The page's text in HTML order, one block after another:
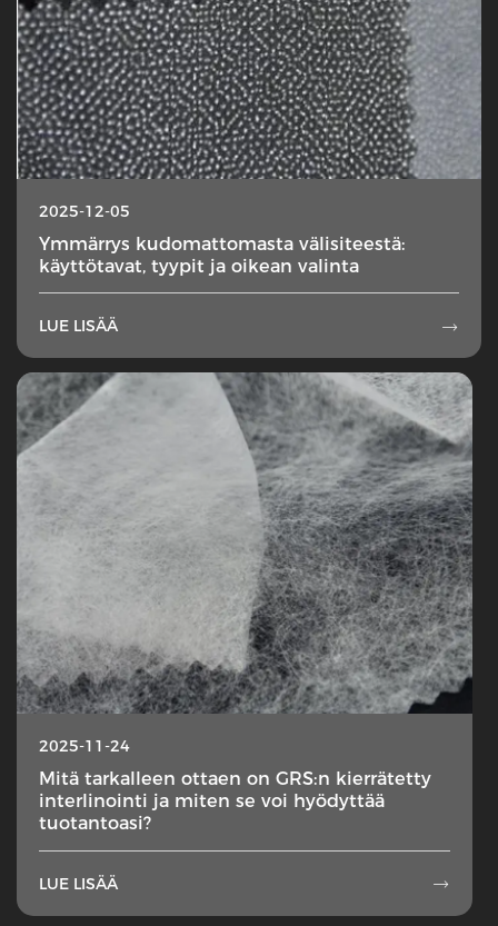
2025-12-05
Ymmärrys kudomattomasta välisiteestä:
käyttötavat, tyypit ja oikean valinta
LUE LISÄÄ 
2025-11-24
Mitä tarkalleen ottaen on GRS:n kierrätetty
interlinointi ja miten se voi hyödyttää
tuotantoasi?
LUE LISÄÄ 